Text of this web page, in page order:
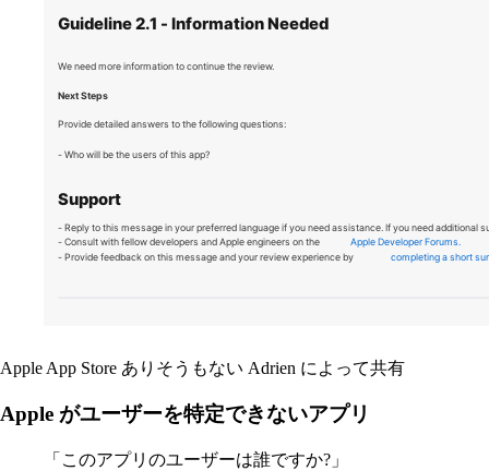
Apple App Store ありそうもない Adrien によって共有
Apple がユーザーを特定できないアプリ
「このアプリのユーザーは誰ですか?」